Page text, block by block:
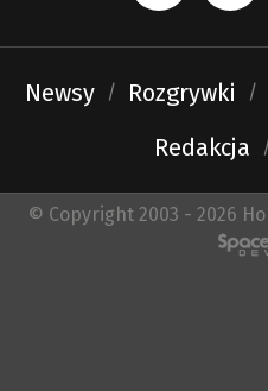
Newsy Rozgrywki
Redakcja
© Copyright 2003 - 2026